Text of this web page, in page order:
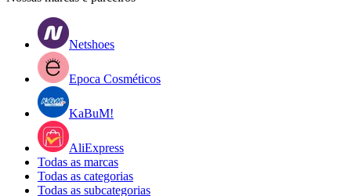
Netshoes
Epoca Cosméticos
KaBuM!
AliExpress
Todas as marcas
Todas as categorias
Todas as subcategorias